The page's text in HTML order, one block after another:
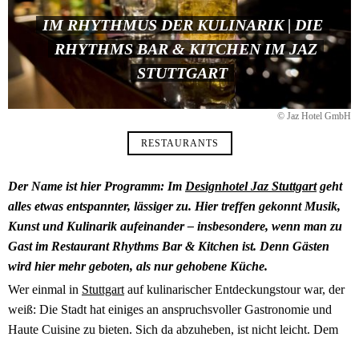
IM RHYTHMUS DER KULINARIK | DIE
RHYTHMS BAR & KITCHEN IM JAZ
STUTTGART
© Jaz Hotel GmbH
RESTAURANTS
Der Name ist hier Programm: Im Designhotel Jaz Stuttgartgeht
alles etwas entspannter, lässiger zu. Hier treffen gekonnt Musik,
Kunst und Kulinarik aufeinander – insbesondere, wenn man zu
Gast im Restaurant Rhythms Bar & Kitchen ist. Denn Gästen
wird hier mehr geboten, als nur gehobene Küche.
Wer einmal in Stuttgart auf kulinarischer Entdeckungstour war, der
weiß: Die Stadt hat einiges an anspruchsvoller Gastronomie und
Haute Cuisine zu bieten. Sich da abzuheben, ist nicht leicht. Dem